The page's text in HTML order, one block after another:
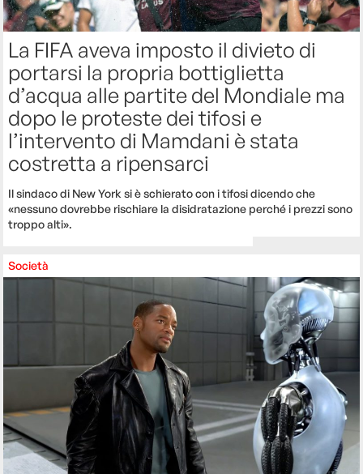
La FIFA aveva imposto il divieto di
portarsi la propria bottiglietta
d’acqua alle partite del Mondiale ma
dopo le proteste dei tifosi e
l’intervento di Mamdani è stata
costretta a ripensarci
Il sindaco di New York si è schierato con i tifosi dicendo che
«nessuno dovrebbe rischiare la disidratazione perché i prezzi sono
troppo alti».
Società